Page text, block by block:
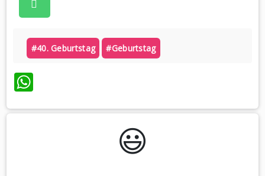
#40. Geburtstag #geburtstag
WhatsApp
😃️